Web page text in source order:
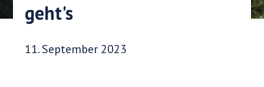
geht's
Veröffentlichungsdatum:
11. September 2023